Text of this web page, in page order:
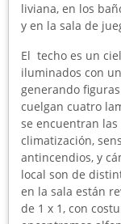
liviana, en los
y en la sala de
El techo es un
iluminados con
generando
cuelgan cuatro
se encuentran
climatización,
antincendios, y
local son de
en la sala están
de 1 x 1, con